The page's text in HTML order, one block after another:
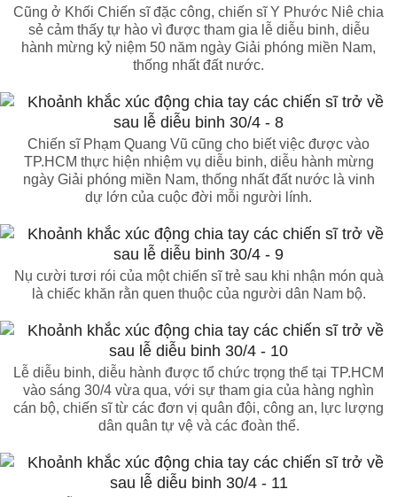
Cũng ở Khối Chiến sĩ đặc công, chiến sĩ Y Phước Niê chia
sẻ cảm thấy tự hào vì được tham gia lễ diễu binh, diễu
hành mừng kỷ niệm 50 năm ngày Giải phóng miền Nam,
thống nhất đất nước.
Chiến sĩ Phạm Quang Vũ cũng cho biết việc được vào
TP.HCM thực hiện nhiệm vụ diễu binh, diễu hành mừng
ngày Giải phóng miền Nam, thống nhất đất nước là vinh
dự lớn của cuộc đời mỗi người lính.
Nụ cười tươi rói của một chiến sĩ trẻ sau khi nhận món quà
là chiếc khăn rằn quen thuộc của người dân Nam bộ.
Lễ diễu binh, diễu hành được tổ chức trọng thể tại TP.HCM
vào sáng 30/4 vừa qua, với sự tham gia của hàng nghìn
cán bộ, chiến sĩ từ các đơn vị quân đội, công an, lực lượng
dân quân tự vệ và các đoàn thể.